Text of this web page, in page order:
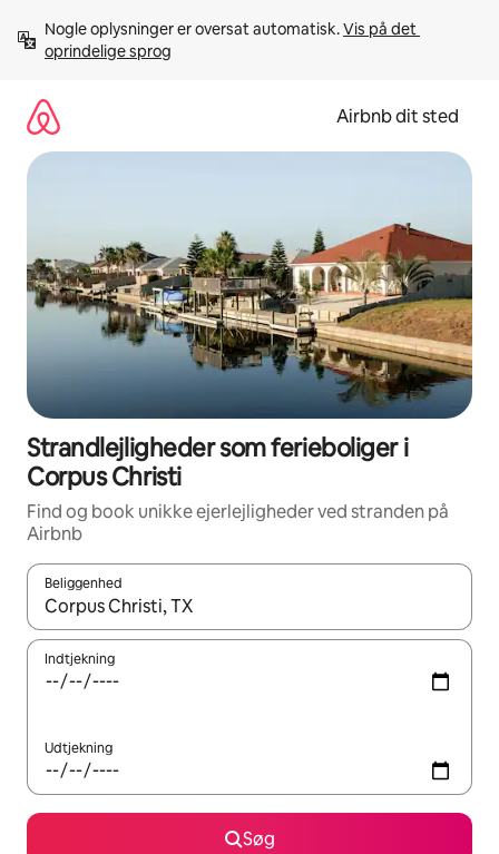
videre
Nogle oplysninger er oversat automatisk. Vis på det
oprindelige sprog
Airbnb dit sted
Strandlejligheder som ferieboliger i
Corpus Christi
Find og book unikke ejerlejligheder ved stranden på
Airbnb
Beliggenhed
Når resultaterne er tilgængelige, skal du navigere med
Indtjekning
Udtjekning
Søg